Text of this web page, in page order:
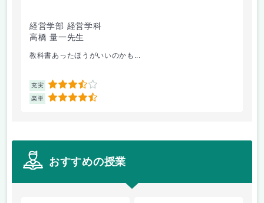
経営学部 経営学科
高橋 量一先生
教科書あったほうがいいのかも...
充実 3.5
楽単 4.5
おすすめの授業